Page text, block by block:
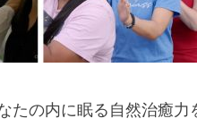
の内に眠る自然治癒力